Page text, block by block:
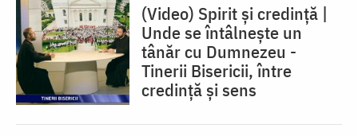
(Video) Spirit și credință |
Unde se întâlnește un
tânăr cu Dumnezeu -
Tinerii Bisericii, între
credinţă şi sens